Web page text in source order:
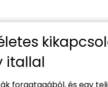
itallal